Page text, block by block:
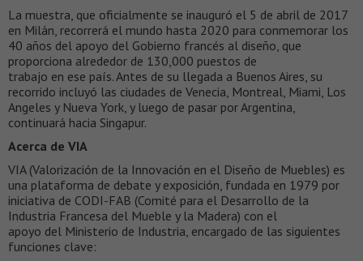
La muestra, que oficialmente se inauguró el 5 de abril de 2017
en Milán, recorrerá el mundo hasta 2020 para conmemorar los
40 años del apoyo del Gobierno francés al diseño, que
proporciona alrededor de 130,000 puestos de
trabajo en ese país. Antes de su llegada a Buenos Aires, su
recorrido incluyó las ciudades de Venecia, Montreal, Miami, Los
Angeles y Nueva York, y luego de pasar por Argentina,
continuará hacia Singapur.
Acerca de VIA
VIA (Valorización de la Innovación en el Diseño de Muebles) es
una plataforma de debate y exposición, fundada en 1979 por
iniciativa de CODI-FAB (Comité para el Desarrollo de la
Industria Francesa del Mueble y la Madera) con el
apoyo del Ministerio de Industria, encargado de las siguientes
funciones clave: